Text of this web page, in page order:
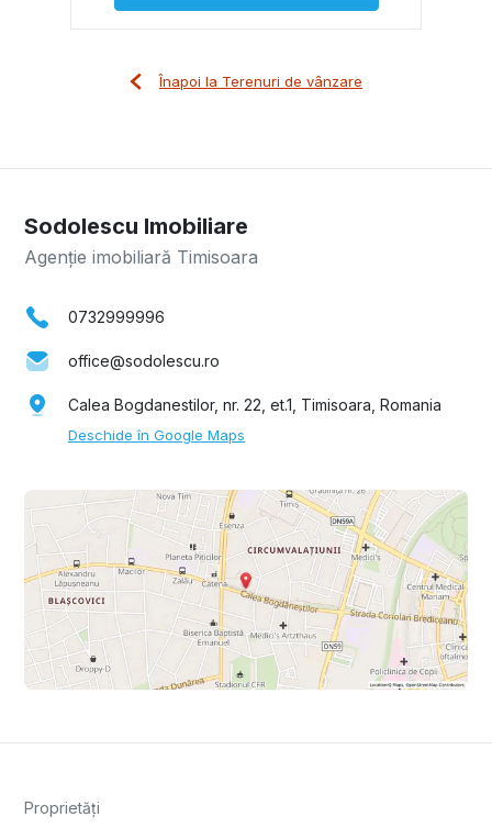
Înapoi la Terenuri de vânzare
Sodolescu Imobiliare
Agenție imobiliară Timisoara
0732999996
office@sodolescu.ro
Calea Bogdanestilor, nr. 22, et.1, Timisoara, Romania
Deschide în Google Maps
Proprietăți